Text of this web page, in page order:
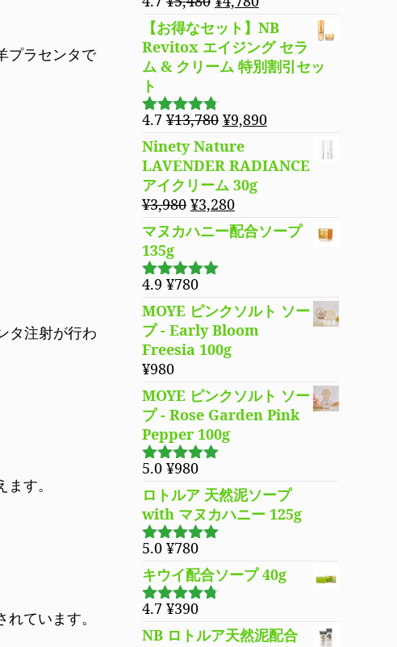
プラセンタで
タ注射が行わ
す。
ています。
5段階で
4.69の評
価
価
格
は
¥5,480
で
た。
在
の
価
格
¥4,780
【お得なセット】NB
Revitox エイジング セラ
ム & クリーム 特別割引セッ
ト
5段階で
4.70
の評
価
4.7 ¥13,780 元
価
格
は
¥13,780
で
¥9,890現
の
価
¥9,890
Ninety Nature
LAVENDER RADIANCE
アイクリーム 30g
¥3,980 元
の
価
格
は
¥3,980
で
し
た。
¥3,280現
在
の
¥3,280
で
マヌカハニー配合ソープ
135g
5段階で
4.94の評価
4.9 ¥780
MOYE ピンクソルト ソー
プ - Early Bloom
Freesia 100g
¥980
MOYE ピンクソルト ソー
プ - Rose Garden Pink
Pepper 100g
5段階で
5.00
の評価
5.0 ¥980
ロトルア 天然泥ソープ
with マヌカハニー 125g
5段階で
5.00の評価
5.0 ¥780
キウイ配合ソープ 40g
5段階で
4.70 の評
価
4.7 ¥390
NB ロトルア天然泥配合